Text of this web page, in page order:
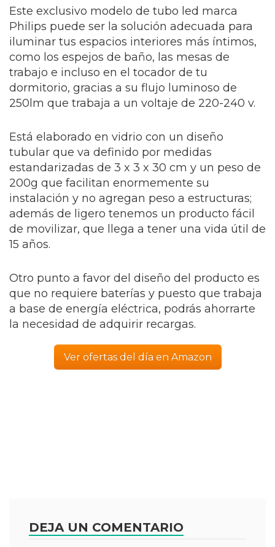
Este exclusivo modelo de tubo led marca
Philips puede ser la solución adecuada para
iluminar tus espacios interiores más íntimos,
como los espejos de baño, las mesas de
trabajo e incluso en el tocador de tu
dormitorio, gracias a su flujo luminoso de
250lm que trabaja a un voltaje de 220-240 v.
Está elaborado en vidrio con un diseño
tubular que va definido por medidas
estandarizadas de 3 x 3 x 30 cm y un peso de
200g que facilitan enormemente su
instalación y no agregan peso a estructuras;
además de ligero tenemos un producto fácil
de movilizar, que llega a tener una vida útil de
15 años.
Otro punto a favor del diseño del producto es
que no requiere baterías y puesto que trabaja
a base de energía eléctrica, podrás ahorrarte
la necesidad de adquirir recargas.
Ver ofertas del día en Amazon
DEJA UN COMENTARIO